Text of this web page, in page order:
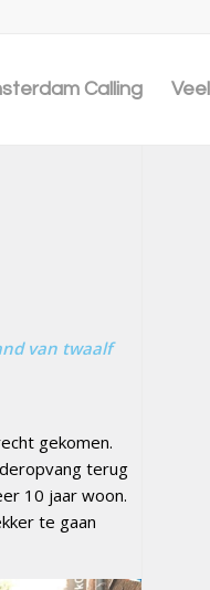
Calling
van twaalf
gekomen.
terug
10 jaar woon.
te gaan